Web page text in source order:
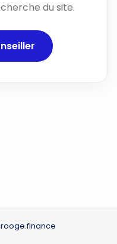
du site.